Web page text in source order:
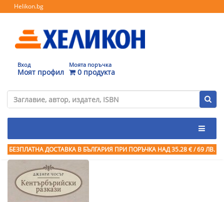
Helikon.bg
Вход
Моят профил
Моята поръчка
0 продукта
БЕЗПЛАТНА ДОСТАВКА В БЪЛГАРИЯ ПРИ ПОРЪЧКА НАД 35.28 € / 69 ЛВ.